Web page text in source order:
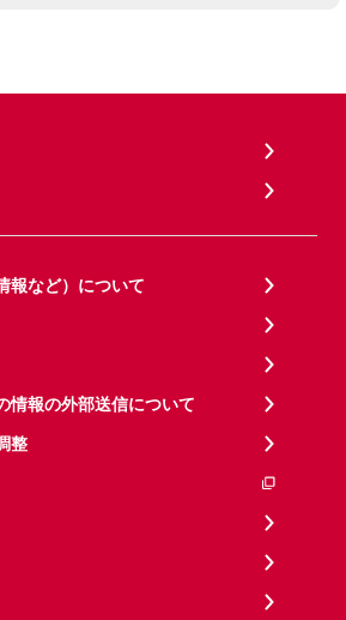
報など）について
情報の外部送信について
整